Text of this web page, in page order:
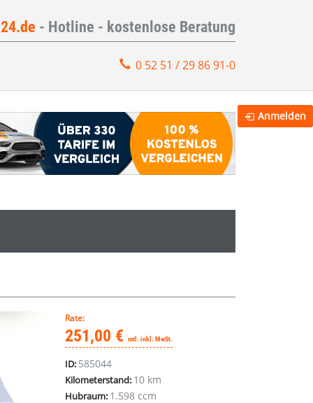
- Hotline - kostenlose Beratung
0 52 51 / 29 86 91-0
Rate:
251,00 € mtl. inkl. MwSt.
ID: 585044
Kilometerstand: 10 km
Hubraum: 1.598 ccm
Anmelden